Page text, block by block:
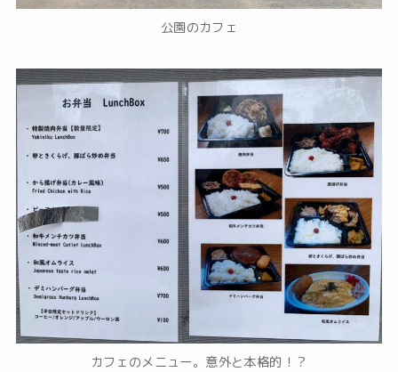
公園のカフェ
カフェのメニュー。意外と本格的！？